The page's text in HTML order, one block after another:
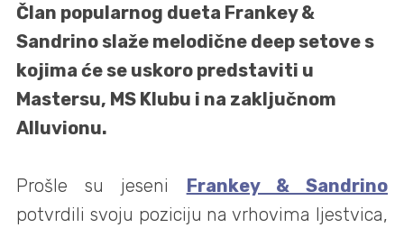
Član popularnog dueta Frankey &
Sandrino slaže melodične deep setove s
kojima će se uskoro predstaviti u
Mastersu, MS Klubu i na zaključnom
Alluvionu.
Prošle su jeseni Frankey & Sandrino
potvrdili svoju poziciju na vrhovima ljestvica,